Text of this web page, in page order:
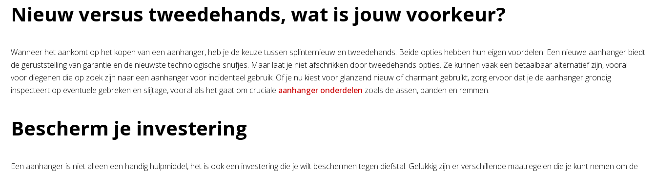
Nieuw versus tweedehands, wat is jouw voorkeur?
Wanneer het aankomt op het kopen van een aanhanger, heb je de keuze tussen splinternieuw en tweedehands. Beide opties hebben hun eigen voordelen. Een nieuwe aanhanger biedt
de geruststelling van garantie en de nieuwste technologische snufjes. Maar laat je niet afschrikken door tweedehands opties. Ze kunnen vaak een betaalbaar alternatief zijn, vooral
voor diegenen die op zoek zijn naar een aanhanger voor incidenteel gebruik. Of je nu kiest voor glanzend nieuw of charmant gebruikt, zorg ervoor dat je de aanhanger grondig
inspecteert op eventuele gebreken en slijtage, vooral als het gaat om cruciale aanhanger onderdelen zoals de assen, banden en remmen.
Bescherm je investering
Een aanhanger is niet alleen een handig hulpmiddel, het is ook een investering die je wilt beschermen tegen diefstal. Gelukkig zijn er verschillende maatregelen die je kunt nemen om de